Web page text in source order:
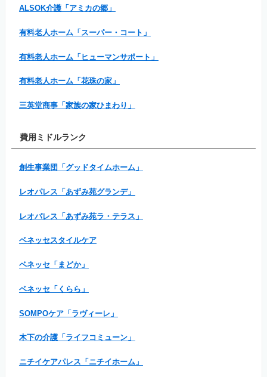
ALSOK介護「アミカの郷」
有料老人ホーム「スーパー・コート」
有料老人ホーム「ヒューマンサポート」
有料老人ホーム「花珠の家」
三英堂商事「家族の家ひまわり」
費用ミドルランク
創生事業団「グッドタイムホーム」
レオパレス「あずみ苑グランデ」
レオパレス「あずみ苑ラ・テラス」
ベネッセスタイルケア
ベネッセ「まどか」
ベネッセ「くらら」
SOMPOケア「ラヴィーレ」
木下の介護「ライフコミューン」
ニチイケアパレス「ニチイホーム」